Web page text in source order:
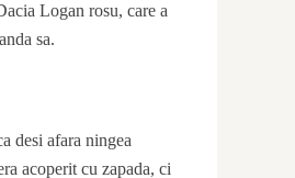
Logan rosu, care a
sa.
desi afara ningea
acoperit cu zapada, ci